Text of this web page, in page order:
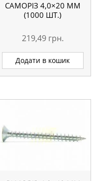
САМОРІЗ 4,0×20 ММ
(1000 ШТ.)
219,49 грн.
Додати в кошик